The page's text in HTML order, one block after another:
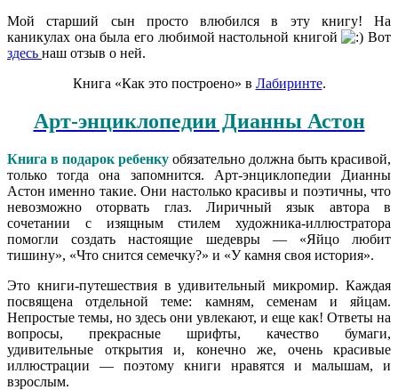
Мой старший сын просто влюбился в эту книгу! На
каникулах она была его любимой настольной книгой
Вот
здесь наш отзыв о ней.
Книга «Как это построено» в Лабиринте.
Арт-энциклопедии Дианны Астон
Книга в подарок ребенку обязательно должна быть красивой,
только тогда она запомнится. Арт-энциклопедии Дианны
Астон именно такие. Они настолько красивы и поэтичны, что
невозможно оторвать глаз. Лиричный язык автора в
сочетании с изящным стилем художника-иллюстратора
помогли создать настоящие шедевры ― «Яйцо любит
тишину», «Что снится семечку?» и «У камня своя история».
Это книги-путешествия в удивительный микромир. Каждая
посвящена отдельной теме: камням, семенам и яйцам.
Непростые темы, но здесь они увлекают, и еще как! Ответы на
вопросы, прекрасные шрифты, качество бумаги,
удивительные открытия и, конечно же, очень красивые
иллюстрации — поэтому книги нравятся и малышам, и
взрослым.